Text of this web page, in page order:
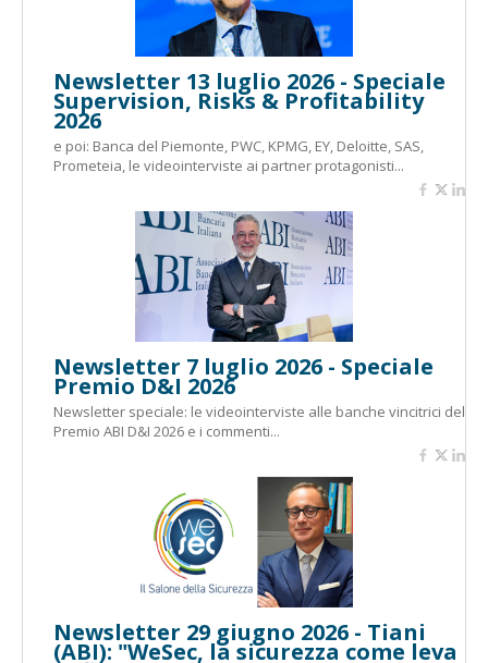
Newsletter 13 luglio 2026 - Speciale
Supervision, Risks & Profitability
2026
e poi: Banca del Piemonte, PWC, KPMG, EY, Deloitte, SAS,
Prometeia, le videointerviste ai partner protagonisti...
Newsletter 7 luglio 2026 - Speciale
Premio D&I 2026
Newsletter speciale: le videointerviste alle banche vincitrici del
Premio ABI D&I 2026 e i commenti...
Newsletter 29 giugno 2026 - Tiani
(ABI): "WeSec, la sicurezza come leva